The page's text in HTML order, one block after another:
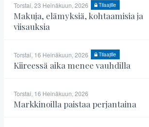
Torstai, 23 Heinäkuun, 2026 Tilaajille
Makuja, elämyksiä, kohtaamisia ja
viisauksia
Torstai, 16 Heinäkuun, 2026 Tilaajille
Kiireessä aika menee vauhdilla
Torstai, 16 Heinäkuun, 2026
Markkinoilla paistaa perjantaina